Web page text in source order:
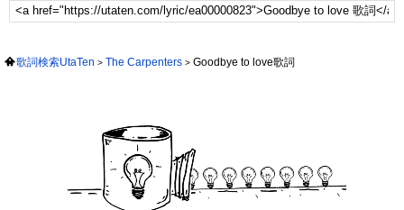
歌詞検索UtaTen The Carpenters Goodbye to love歌詞